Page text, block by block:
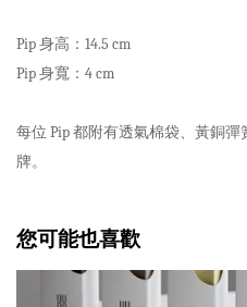
Pip 身高：14.5 cm
Pip 身寬：4 cm
每位 Pip 都附有透氣棉袋、黃銅
牌。
您可能也喜歡